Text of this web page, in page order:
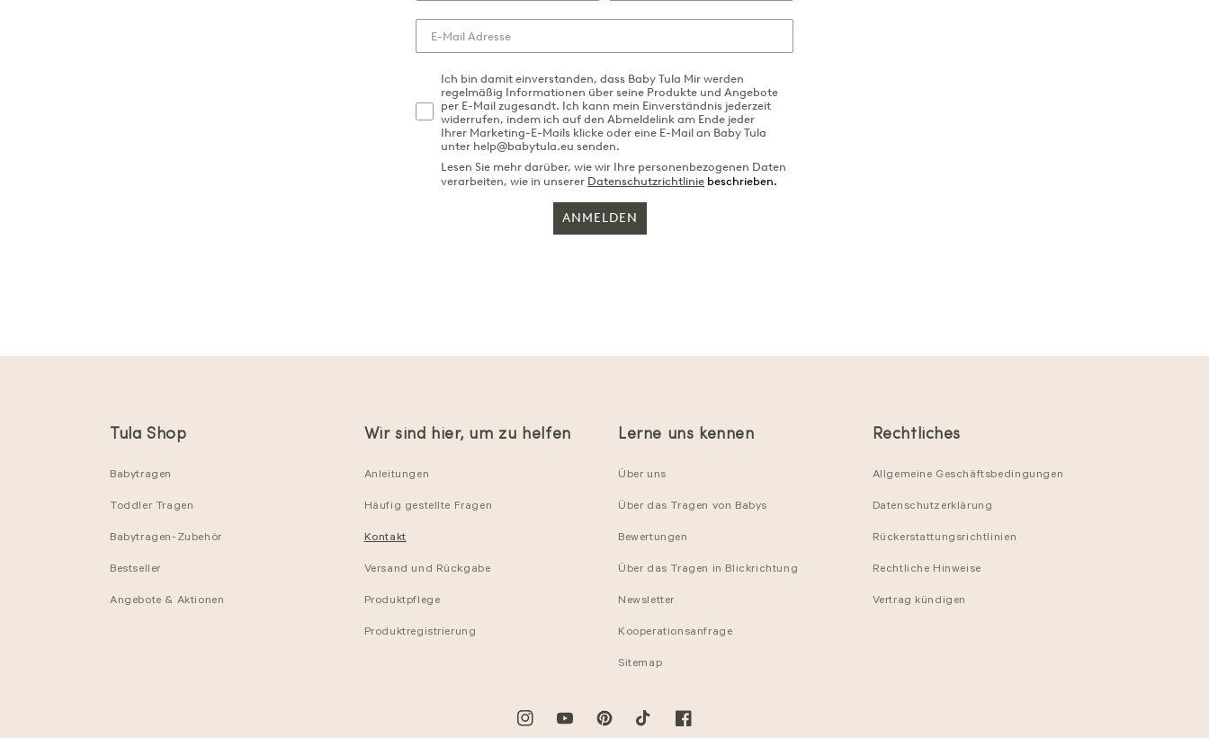
Ich bin damit einverstanden, dass Baby Tula Mir werden
regelmäßig Informationen über seine Produkte und Angebote
per E-Mail zugesandt. Ich kann mein Einverständnis jederzeit
widerrufen, indem ich auf den Abmeldelink am Ende jeder
Ihrer Marketing-E-Mails klicke oder eine E-Mail an Baby Tula
unter help@babytula.eu senden.
Lesen Sie mehr darüber, wie wir Ihre personenbezogenen Daten
verarbeiten, wie in unserer Datenschutzrichtlinie beschrieben.
ANMELDEN
Tula Shop
Babytragen
Toddler Tragen
Babytragen-Zubehör
Bestseller
Angebote & Aktionen
Wir sind hier, um zu helfen
Anleitungen
Häufig gestellte Fragen
Kontakt
Versand und Rückgabe
Produktpflege
Produktregistrierung
Lerne uns kennen
Über uns
Über das Tragen von Babys
Bewertungen
Über das Tragen in Blickrichtung
Newsletter
Kooperationsanfrage
Sitemap
Rechtliches
Allgemeine Geschäftsbedingungen
Datenschutzerklärung
Rückerstattungsrichtlinien
Rechtliche Hinweise
Vertrag kündigen
InstagramYouTubePinterestTikTok Facebook